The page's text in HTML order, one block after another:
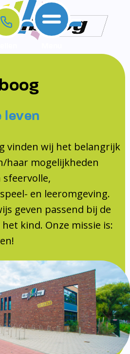
leven
vinden wij het belangrijk
haar mogelijkheden
en leeromgeving.
geven passend bij de
kind. Onze missie is: